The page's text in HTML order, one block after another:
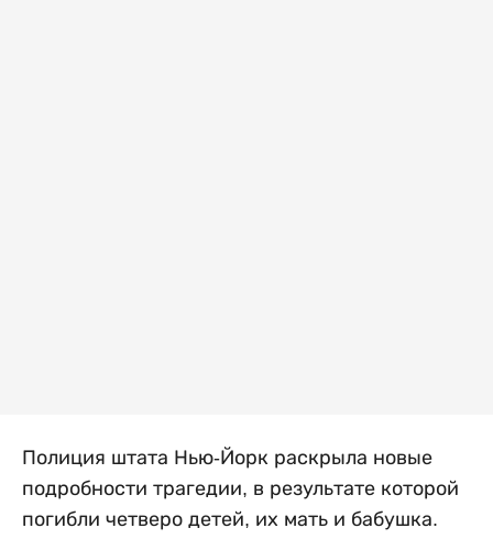
Полиция штата Нью-Йорк раскрыла новые
подробности трагедии, в результате которой
погибли четверо детей, их мать и бабушка.